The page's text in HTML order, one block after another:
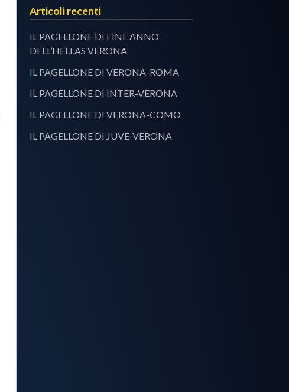
Articoli recenti
IL PAGELLONE DI FINE ANNO
DELL’HELLAS VERONA
IL PAGELLONE DI VERONA-ROMA
IL PAGELLONE DI INTER-VERONA
IL PAGELLONE DI VERONA-COMO
IL PAGELLONE DI JUVE-VERONA